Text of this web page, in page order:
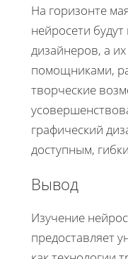
На горизонте
нейросети
дизайнеров, а
помощниками,
творческие
графический
доступным,
Вывод
Изучение
предоставляет